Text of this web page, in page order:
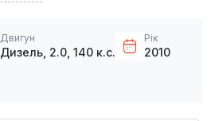
Двигун
Дизель, 2.0, 140 к.с.
Рік
2010